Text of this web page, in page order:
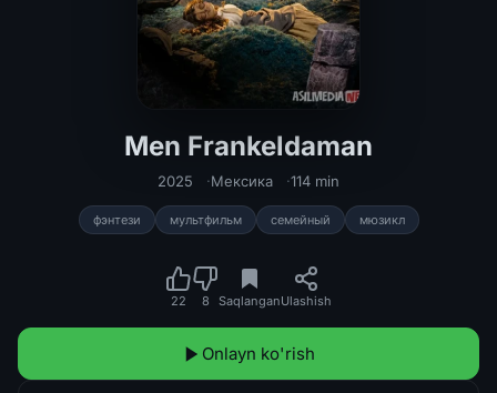
Men Frankeldaman
Men Frankeldaman Premyera
2025 Мексика 114 min
фэнтези мультфильм семейный мюзикл
22 8 SaqlanganUlashish
Onlayn ko'rish